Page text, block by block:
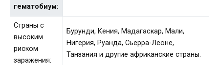
гематобиум:
Страны с
высоким
риском
заражения:
Бурунди, Кения, Мадагаскар, Мали,
Нигерия, Руанда, Сьерра-Леоне,
Танзания и другие африканские страны.